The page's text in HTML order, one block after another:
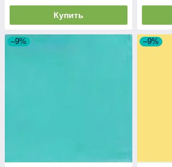
Купить
–9% –9%